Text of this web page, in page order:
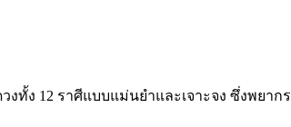
งทั้ง 12 ราศีแบบแม่นยำและเจาะจง ซึ่งพยา